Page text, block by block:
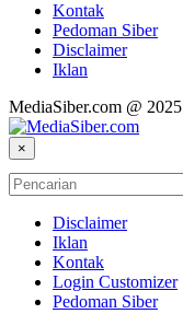
Kontak
Pedoman Siber
Disclaimer
Iklan
MediaSiber.com @ 2025
×
Disclaimer
Iklan
Kontak
Login Customizer
Pedoman Siber